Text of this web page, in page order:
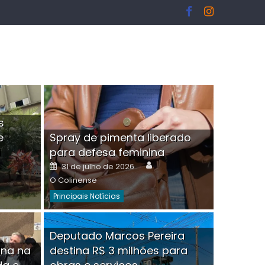
Martins Tristão é
mascarado
Spray de pimenta liberado
para defesa feminina
Posted
on
31 de julho de 2026 Author
O Colinense
Principais Notícias
na
Deputado Marcos Pereira
destina R$ 3 milhões para